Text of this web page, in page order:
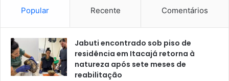
Popular Recente Comentários
Jabuti encontrado sob piso de
residência em Itacajá retorna à
natureza após sete meses de
reabilitação